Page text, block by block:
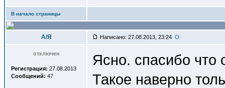
В начало страницы
A/Я Написано: 27.08.2013, 23:24
отключен
Регистрация: 27.08.2013
Сообщений: 47
Ясно. спасибо что
Такое наверно